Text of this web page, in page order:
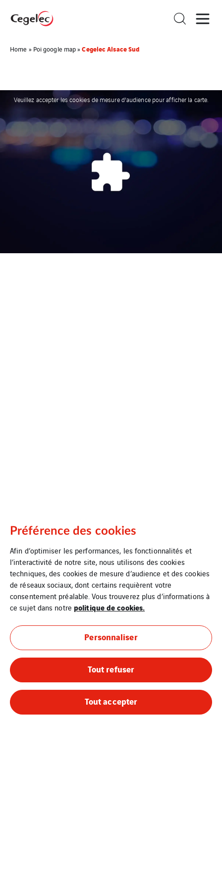
Home » Poi google map»Cegelec Alsace Sud
Veuillez accepter les cookies de mesure d'audience pour afficher la carte.
Cegelec Alsace Sud
Préférence des cookies
Afin d’optimiser les performances, les fonctionnalités et
l’interactivité de notre site, nous utilisons des cookies
techniques, des cookies de mesure d’audience et des cookies
de réseaux sociaux, dont certains requièrent votre
consentement préalable. Vous trouverez plus d’informations à
ce sujet dans notre politique de cookies.
Personnaliser
Tout refuser
Tout accepter